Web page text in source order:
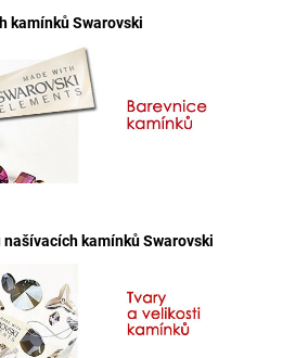
kamínků Swarovski
kamínků Swarovski